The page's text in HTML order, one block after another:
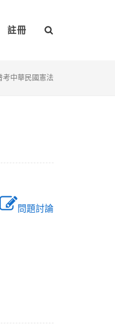
註冊
考中華民國憲法
問題討論